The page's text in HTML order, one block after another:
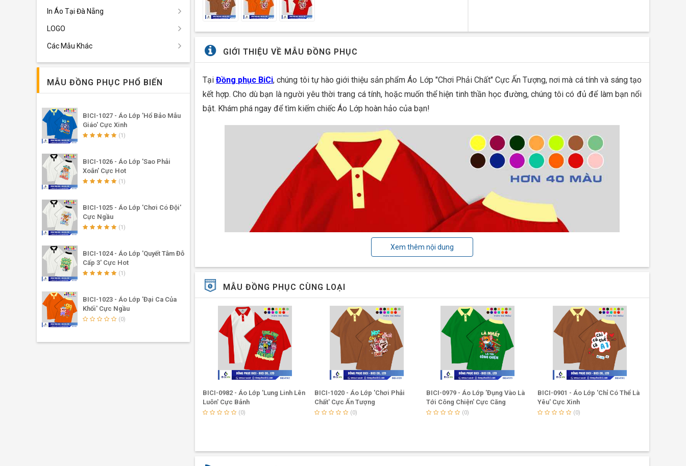
GIỚI THIỆU VỀ MẪU ĐỒNG PHỤC
TạiĐồng phục BiCi, chúng tôi tự hào giới thiệu sản phẩm Áo Lớp "Chơi Phải Chất" Cực Ấn Tượng, nơi mà cá tính và sáng tạo
kết hợp. Cho dù bạn là người yêu thời trang cá tính, hoặc muốn thể hiện tinh thần học đường, chúng tôi có đủ để làm bạn nổi
bật. Khám phá ngay để tìm kiếm chiếc Áo Lớp hoàn hảo của bạn!
Xem thêm nội dung
MẪU ĐỒNG PHỤC CÙNG LOẠI
BICI-0982 - Áo Lớp 'Lung Linh Lên
Luôn' Cực Bảnh
(0)
BICI-1020 - Áo Lớp 'Chơi Phải
Chất' Cực Ấn Tượng
(0)
BICI-0979 - Áo Lớp 'Đụng Vào Là
Tới Công Chiện' Cực Căng
(0)
BICI-0901 - Áo Lớp 'Chỉ Có Thể Là
Yêu' Cực Xinh
(0)
In Áo Tại Đà Nẵng
LOGO
Các Mẫu Khác
MẪU ĐỒNG PHỤC PHỔ BIẾN
BICI-1027 - Áo Lớp 'Hổ Bảo Mẫu
Giáo' Cực Xinh
(1)
BICI-1026 - Áo Lớp 'Sao Phải
Xoắn' Cực Hot
(1)
BICI-1025 - Áo Lớp 'Chơi Có Đội'
Cực Ngầu
(1)
BICI-1024 - Áo Lớp 'Quyết Tâm Đỗ
Cấp 3' Cực Hot
(1)
BICI-1023 - Áo Lớp 'Đại Ca Của
Khối' Cực Ngầu
(0)